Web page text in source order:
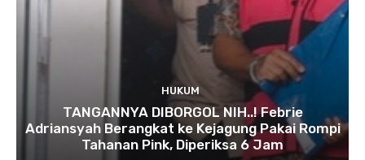
HUKUM
TANGANNYA DIBORGOL NIH..! Febrie
Adriansyah Berangkat ke Kejagung Pakai Rompi
Tahanan Pink, Diperiksa 6 Jam